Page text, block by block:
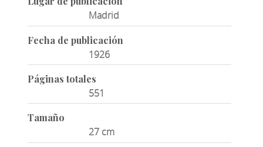
Madrid
Fecha de publicación
1926
Páginas totales
551
Tamaño
27 cm